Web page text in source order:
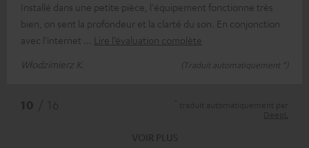
Installé dans une petite pièce, l'équipement fonctionne très
bien, on sent la profondeur et la clarté du son. En conjonction
avec l'internet
Lire l’évaluation complète
Włodzimierz K.
(Traduit automatiquement *)